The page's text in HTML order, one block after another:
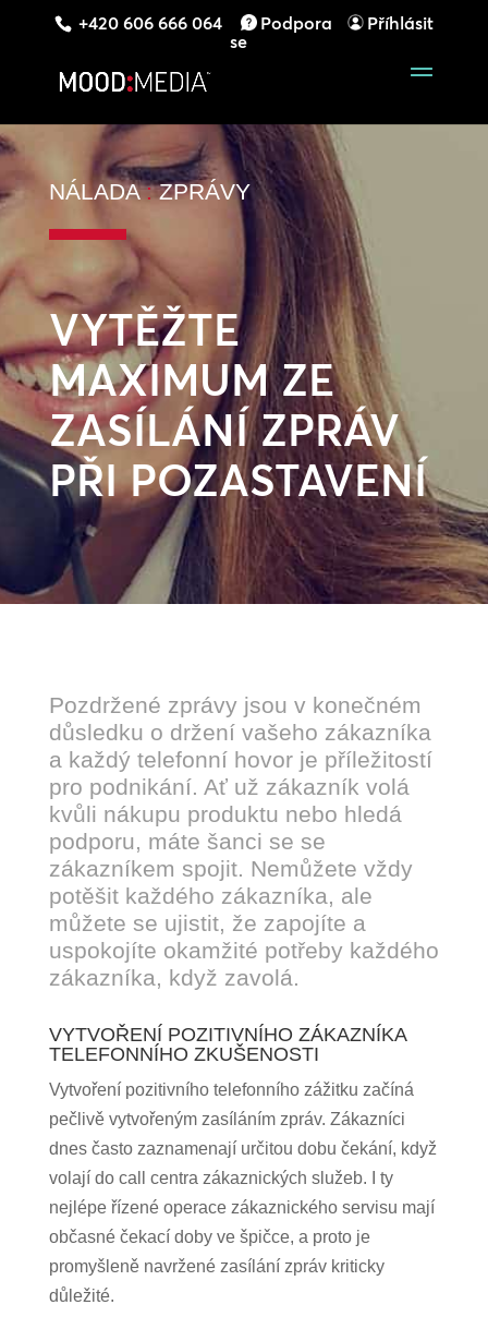
+420 606 666 064 Podpora
Příhlásit
se
NÁLADA :ZPRÁVY
VYTĚŽTE
MAXIMUM ZE
ZASÍLÁNÍ ZPRÁV
PŘI POZASTAVENÍ
Pozdržené zprávy jsou v konečném
důsledku o držení vašeho zákazníka
a každý telefonní hovor je příležitostí
pro podnikání. Ať už zákazník volá
kvůli nákupu produktu nebo hledá
podporu, máte šanci se se
zákazníkem spojit. Nemůžete vždy
potěšit každého zákazníka, ale
můžete se ujistit, že zapojíte a
uspokojíte okamžité potřeby každého
zákazníka, když zavolá.
VYTVOŘENÍ POZITIVNÍHO ZÁKAZNÍKA
TELEFONNÍHO ZKUŠENOSTI
Vytvoření pozitivního telefonního zážitku začíná
pečlivě vytvořeným zasíláním zpráv. Zákazníci
dnes často zaznamenají určitou dobu čekání, když
volají do call centra zákaznických služeb. I ty
nejlépe řízené operace zákaznického servisu mají
občasné čekací doby ve špičce, a proto je
promyšleně navržené zasílání zpráv kriticky
důležité.